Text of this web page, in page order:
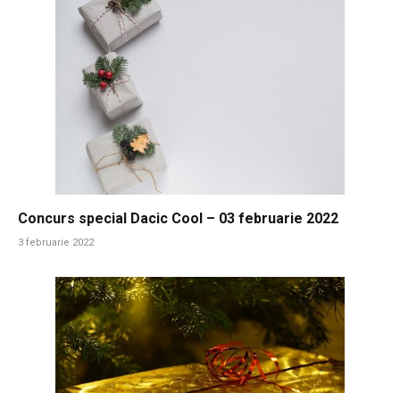
Concurs special Dacic Cool – 03 februarie 2022
3 februarie 2022